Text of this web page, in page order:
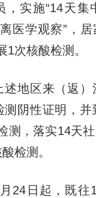
，实施“14天
医学观察”，
1次核酸检测。
区来（返）
测阴性证明，并
测，落实14天
检测。
日起，既往